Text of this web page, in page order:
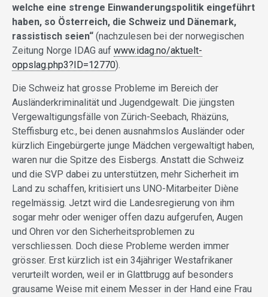
welche eine strenge Einwanderungspolitik eingeführt
haben, so Österreich, die Schweiz und Dänemark,
rassistisch seien“ (nachzulesen bei der norwegischen
Zeitung Norge IDAG auf www.idag.no/aktuelt-
oppslag.php3?ID=12770).
Die Schweiz hat grosse Probleme im Bereich der
Ausländerkriminalität und Jugendgewalt. Die jüngsten
Vergewaltigungsfälle von Zürich-Seebach, Rhäzüns,
Steffisburg etc., bei denen ausnahmslos Ausländer oder
kürzlich Eingebürgerte junge Mädchen vergewaltigt haben,
waren nur die Spitze des Eisbergs. Anstatt die Schweiz
und die SVP dabei zu unterstützen, mehr Sicherheit im
Land zu schaffen, kritisiert uns UNO-Mitarbeiter Diène
regelmässig. Jetzt wird die Landesregierung von ihm
sogar mehr oder weniger offen dazu aufgerufen, Augen
und Ohren vor den Sicherheitsproblemen zu
verschliessen. Doch diese Probleme werden immer
grösser. Erst kürzlich ist ein 34jähriger Westafrikaner
verurteilt worden, weil er in Glattbrugg auf besonders
grausame Weise mit einem Messer in der Hand eine Frau